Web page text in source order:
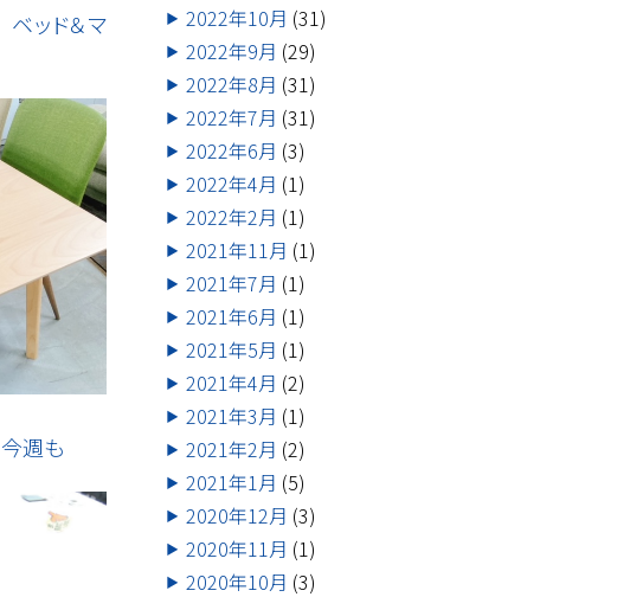
ッド＆マ
週も
2022年10月 (31)
2022年9月 (29)
2022年8月 (31)
2022年7月 (31)
2022年6月 (3)
2022年4月 (1)
2022年2月 (1)
2021年11月 (1)
2021年7月 (1)
2021年6月 (1)
2021年5月 (1)
2021年4月 (2)
2021年3月 (1)
2021年2月 (2)
2021年1月 (5)
2020年12月 (3)
2020年11月 (1)
2020年10月 (3)